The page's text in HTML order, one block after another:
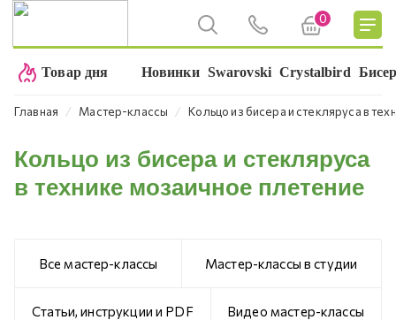
0
Товар дня Новинки Swarovski Crystalbird
Главная ⁄ Мастер-классы ⁄ Кольцо из бисера и стекляруса в
Кольцо из бисера и стекляруса
в технике мозаичное плетение
Все мастер-классы Мастер-классы в студии
Статьи, инструкции и PDF Видео мастер-классы